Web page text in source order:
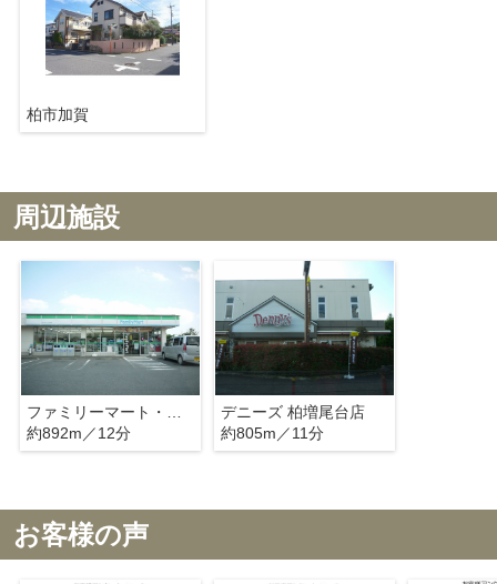
柏市加賀
周辺施設
約892m／12分
デニーズ 柏増尾台店
約805m／11分
お客様の声